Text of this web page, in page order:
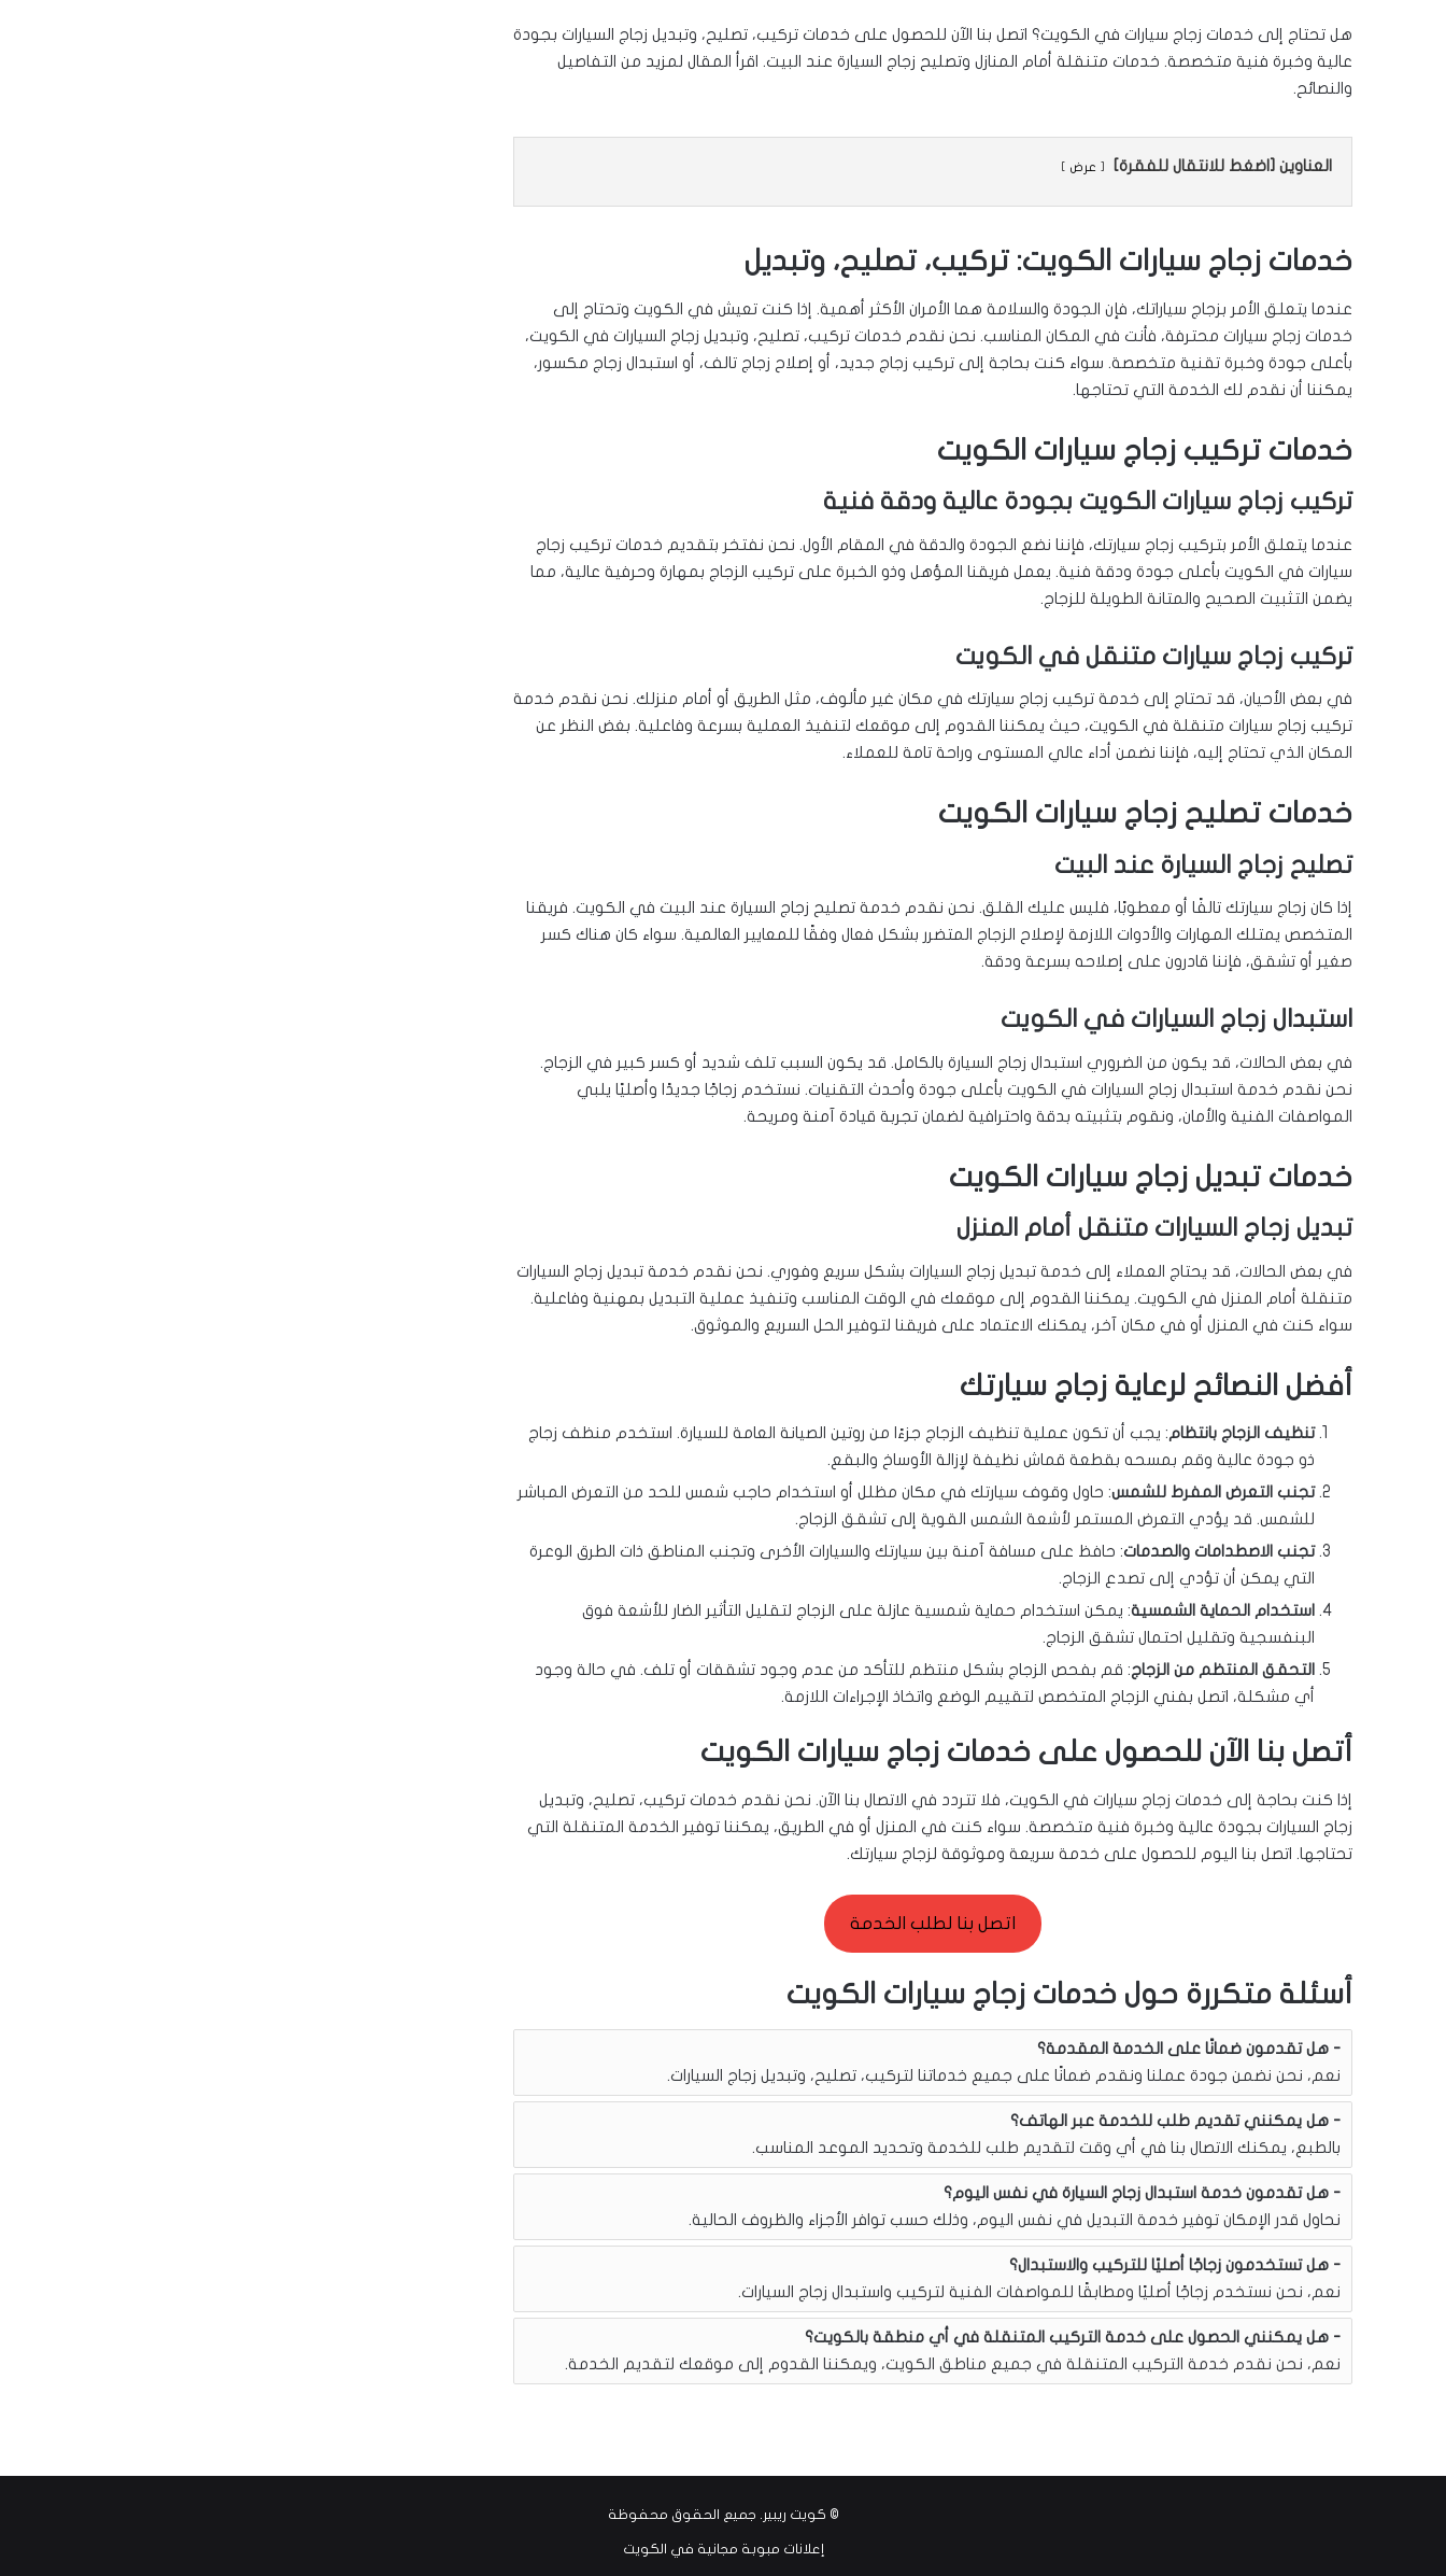
هل تحتاج إلى خدمات زجاج سيارات في الكويت؟ اتصل بنا الآن للحصول على خدمات تركيب، تصليح، وتبديل زجاج السيارات بجودة
عالية وخبرة فنية متخصصة. خدمات متنقلة أمام المنازل وتصليح زجاج السيارة عند البيت. اقرأ المقال لمزيد من التفاصيل
والنصائح.
العناوين [اضغط للانتقال للفقرة] عرض
خدمات زجاج سيارات الكويت: تركيب، تصليح، وتبديل
عندما يتعلق الأمر بزجاج سياراتك، فإن الجودة والسلامة هما الأمران الأكثر أهمية. إذا كنت تعيش في الكويت وتحتاج إلى
خدمات زجاج سيارات محترفة، فأنت في المكان المناسب. نحن نقدم خدمات تركيب، تصليح، وتبديل زجاج السيارات في الكويت،
بأعلى جودة وخبرة تقنية متخصصة. سواء كنت بحاجة إلى تركيب زجاج جديد، أو إصلاح زجاج تالف، أو استبدال زجاج مكسور،
يمكننا أن نقدم لك الخدمة التي تحتاجها.
خدمات تركيب زجاج سيارات الكويت
تركيب زجاج سيارات الكويت بجودة عالية ودقة فنية
عندما يتعلق الأمر بتركيب زجاج سيارتك، فإننا نضع الجودة والدقة في المقام الأول. نحن نفتخر بتقديم خدمات تركيب زجاج
سيارات في الكويت بأعلى جودة ودقة فنية. يعمل فريقنا المؤهل وذو الخبرة على تركيب الزجاج بمهارة وحرفية عالية، مما
يضمن التثبيت الصحيح والمتانة الطويلة للزجاج.
تركيب زجاج سيارات متنقل في الكويت
في بعض الأحيان، قد تحتاج إلى خدمة تركيب زجاج سيارتك في مكان غير مألوف، مثل الطريق أو أمام منزلك. نحن نقدم خدمة
تركيب زجاج سيارات متنقلة في الكويت، حيث يمكننا القدوم إلى موقعك لتنفيذ العملية بسرعة وفاعلية. بغض النظر عن
المكان الذي تحتاج إليه، فإننا نضمن أداء عالي المستوى وراحة تامة للعملاء.
خدمات تصليح زجاج سيارات الكويت
تصليح زجاج السيارة عند البيت
إذا كان زجاج سيارتك تالفًا أو معطوبًا، فليس عليك القلق. نحن نقدم خدمة تصليح زجاج السيارة عند البيت في الكويت. فريقنا
المتخصص يمتلك المهارات والأدوات اللازمة لإصلاح الزجاج المتضرر بشكل فعال وفقًا للمعايير العالمية. سواء كان هناك كسر
صغير أو تشقق، فإننا قادرون على إصلاحه بسرعة ودقة.
استبدال زجاج السيارات في الكويت
في بعض الحالات، قد يكون من الضروري استبدال زجاج السيارة بالكامل. قد يكون السبب تلف شديد أو كسر كبير في الزجاج.
نحن نقدم خدمة استبدال زجاج السيارات في الكويت بأعلى جودة وأحدث التقنيات. نستخدم زجاجًا جديدًا وأصليًا يلبي
المواصفات الفنية والأمان، ونقوم بتثبيته بدقة واحترافية لضمان تجربة قيادة آمنة ومريحة.
خدمات تبديل زجاج سيارات الكويت
تبديل زجاج السيارات متنقل أمام المنزل
في بعض الحالات، قد يحتاج العملاء إلى خدمة تبديل زجاج السيارات بشكل سريع وفوري. نحن نقدم خدمة تبديل زجاج السيارات
متنقلة أمام المنزل في الكويت. يمكننا القدوم إلى موقعك في الوقت المناسب وتنفيذ عملية التبديل بمهنية وفاعلية.
سواء كنت في المنزل أو في مكان آخر، يمكنك الاعتماد على فريقنا لتوفير الحل السريع والموثوق.
أفضل النصائح لرعاية زجاج سيارتك
تنظيف الزجاج بانتظام: يجب أن تكون عملية تنظيف الزجاج جزءًا من روتين الصيانة العامة للسيارة. استخدم منظف زجاج
ذو جودة عالية وقم بمسحه بقطعة قماش نظيفة لإزالة الأوساخ والبقع.
تجنب التعرض المفرط للشمس: حاول وقوف سيارتك في مكان مظلل أو استخدام حاجب شمس للحد من التعرض المباشر
للشمس. قد يؤدي التعرض المستمر لأشعة الشمس القوية إلى تشقق الزجاج.
تجنب الاصطدامات والصدمات: حافظ على مسافة آمنة بين سيارتك والسيارات الأخرى وتجنب المناطق ذات الطرق الوعرة
التي يمكن أن تؤدي إلى تصدع الزجاج.
استخدام الحماية الشمسية: يمكن استخدام حماية شمسية عازلة على الزجاج لتقليل التأثير الضار للأشعة فوق
البنفسجية وتقليل احتمال تشقق الزجاج.
التحقق المنتظم من الزجاج: قم بفحص الزجاج بشكل منتظم للتأكد من عدم وجود تشققات أو تلف. في حالة وجود
أي مشكلة، اتصل بفني الزجاج المتخصص لتقييم الوضع واتخاذ الإجراءات اللازمة.
أتصل بنا الآن للحصول على خدمات زجاج سيارات الكويت
إذا كنت بحاجة إلى خدمات زجاج سيارات في الكويت، فلا تتردد في الاتصال بنا الآن. نحن نقدم خدمات تركيب، تصليح، وتبديل
زجاج السيارات بجودة عالية وخبرة فنية متخصصة. سواء كنت في المنزل أو في الطريق، يمكننا توفير الخدمة المتنقلة التي
تحتاجها. اتصل بنا اليوم للحصول على خدمة سريعة وموثوقة لزجاج سيارتك.
اتصل بنا لطلب الخدمة
أسئلة متكررة حول خدمات زجاج سيارات الكويت
هل تقدمون ضمانًا على الخدمة المقدمة؟
نعم، نحن نضمن جودة عملنا ونقدم ضمانًا على جميع خدماتنا لتركيب، تصليح، وتبديل زجاج السيارات.
هل يمكنني تقديم طلب للخدمة عبر الهاتف؟
بالطبع، يمكنك الاتصال بنا في أي وقت لتقديم طلب للخدمة وتحديد الموعد المناسب.
هل تقدمون خدمة استبدال زجاج السيارة في نفس اليوم؟
نحاول قدر الإمكان توفير خدمة التبديل في نفس اليوم، وذلك حسب توافر الأجزاء والظروف الحالية.
هل تستخدمون زجاجًا أصليًا للتركيب والاستبدال؟
نعم، نحن نستخدم زجاجًا أصليًا ومطابقًا للمواصفات الفنية لتركيب واستبدال زجاج السيارات.
هل يمكنني الحصول على خدمة التركيب المتنقلة في أي منطقة بالكويت؟
نعم، نحن نقدم خدمة التركيب المتنقلة في جميع مناطق الكويت، ويمكننا القدوم إلى موقعك لتقديم الخدمة.
© كويت ريبير . جميع الحقوق محفوظة
إعلانات مبوبة مجانية في الكويت